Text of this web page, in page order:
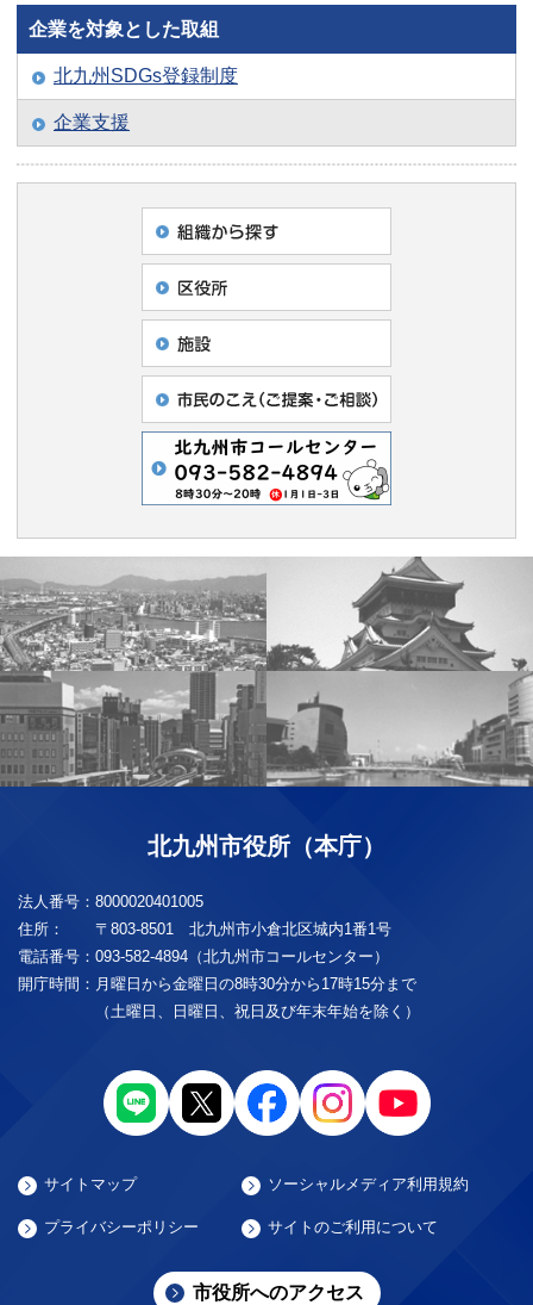
企業を対象とした取組
北九州SDGs登録制度
企業支援
北九州市役所（本庁）
法人番号： 8000020401005
住所：
〒803-8501 北九州市小倉北区城内1番1号
電話番号： 093-582-4894（北九州市コールセンター）
開庁時間： 月曜日から金曜日の8時30分から17時15分まで
（土曜日、日曜日、祝日及び年末年始を除く）
サイトマップ ソーシャルメディア利用規約
プライバシーポリシー サイトのご利用について
市役所へのアクセス